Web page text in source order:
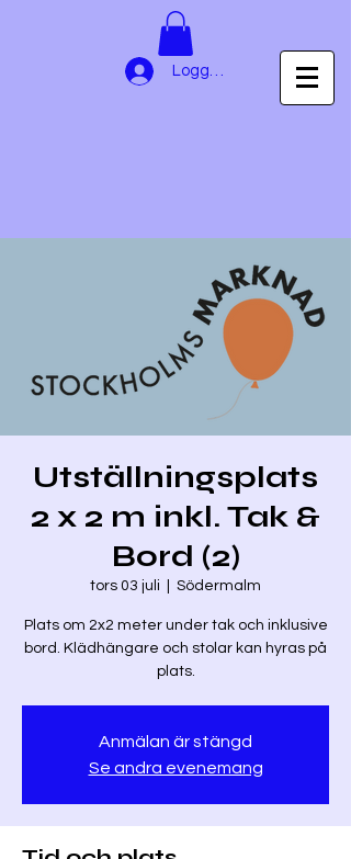
Logga in
Utställningsplats
2 x 2 m inkl. Tak &
Bord (2)
tors 03 juli Södermalm
Plats om 2x2 meter under tak och inklusive
bord. Klädhängare och stolar kan hyras på
plats.
Anmälan är stängd
Se andra evenemang